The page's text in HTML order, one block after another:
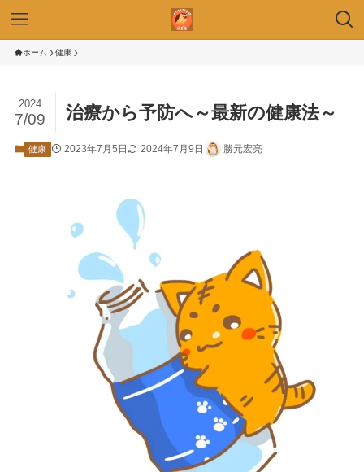
ホーム 健康
治療から予防へ～最新の健康法～
2024
7/09
健康 2023年7月5日 2024年7月9日 勝元宏亮